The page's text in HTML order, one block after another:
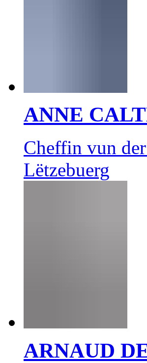
ANNE
Cheffin vun
Lëtzebuerg
ARNAUD